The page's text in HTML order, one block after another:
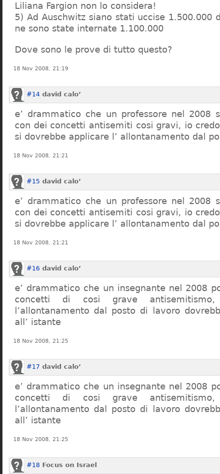
Liliana Fargion non lo considera!
5) Ad Auschwitz siano stati uccise 1.500.000
ne sono state internate 1.100.000
Dove sono le prove di tutto questo?
18 Nov 2008, 21:19
#14 david calo’
e’ drammatico che un professore nel 2008
con dei concetti antisemiti cosi gravi, io
si dovrebbe applicare l’ allontanamento dal
18 Nov 2008, 21:21
#15 david calo’
e’ drammatico che un professore nel 2008
con dei concetti antisemiti cosi gravi, io
si dovrebbe applicare l’ allontanamento dal
18 Nov 2008, 21:21
#16 david calo’
e’ drammatico che un insegnante nel 2008
concetti di cosi grave
l’allontanamento dal posto di lavoro
all’ istante
18 Nov 2008, 21:25
#17 david calo’
e’ drammatico che un insegnante nel 2008
concetti di cosi grave
l’allontanamento dal posto di lavoro
all’ istante
18 Nov 2008, 21:25
#18 Focus on Israel